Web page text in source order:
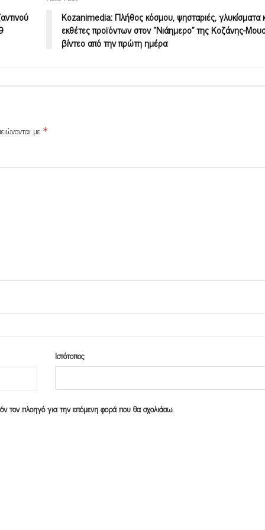
Kozanimedia: Πλήθος κόσμου, ψησταριές, γλυκίσματα
εκθέτες προϊόντων στον “Νιάημερο” της Κοζάνης-
βίντεο από την πρώτη ημέρα
με *
Ιστότοπος
τον πλοηγό για την επόμενη φορά που θα σχολιάσω.